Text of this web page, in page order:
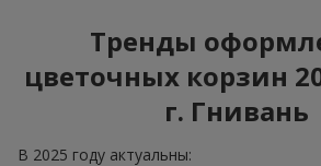
Тренды
цветочных корзин
г. Гнивань
В 2025 году актуальны: